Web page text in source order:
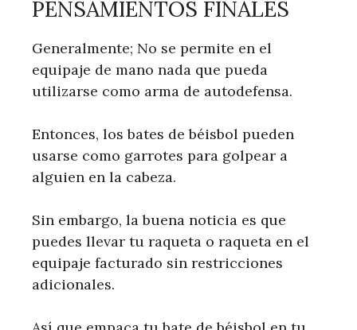
PENSAMIENTOS FINALES
Generalmente; No se permite en el
equipaje de mano nada que pueda
utilizarse como arma de autodefensa.
Entonces, los bates de béisbol pueden
usarse como garrotes para golpear a
alguien en la cabeza.
Sin embargo, la buena noticia es que
puedes llevar tu raqueta o raqueta en el
equipaje facturado sin restricciones
adicionales.